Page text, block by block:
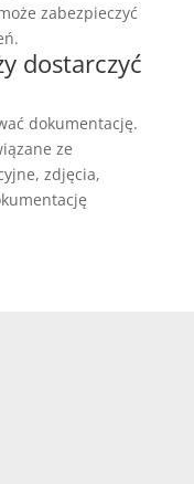
zabezpieczyć
dostarczyć
dokumentację.
ze
zdjęcia,